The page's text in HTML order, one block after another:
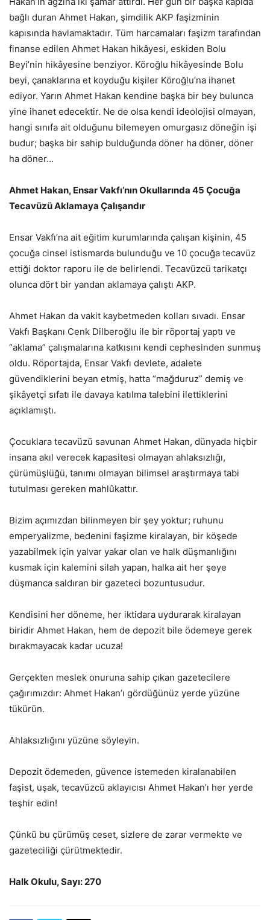
bağlı duran Ahmet Hakan, şimdilik AKP faşizminin
kapısında havlamaktadır. Tüm harcamaları faşizm tarafından
finanse edilen Ahmet Hakan hikâyesi, eskiden Bolu
Beyi’nin hikâyesine benziyor. Köroğlu hikâyesinde Bolu
beyi, çanaklarına et koyduğu kişiler Köroğlu’na ihanet
ediyor. Yarın Ahmet Hakan kendine başka bir bey bulunca
yine ihanet edecektir. Ne de olsa kendi ideolojisi olmayan,
hangi sınıfa ait olduğunu bilemeyen omurgasız döneğin işi
budur; başka bir sahip bulduğunda döner ha döner, döner
ha döner…
Ahmet Hakan, Ensar Vakfı’nın Okullarında 45 Çocuğa
Tecavüzü Aklamaya Çalışandır
Ensar Vakfı’na ait eğitim kurumlarında çalışan kişinin, 45
çocuğa cinsel istismarda bulunduğu ve 10 çocuğa tecavüz
ettiği doktor raporu ile de belirlendi. Tecavüzcü tarikatçı
olunca dört bir yandan aklamaya çalıştı AKP.
Ahmet Hakan da vakit kaybetmeden kolları sıvadı. Ensar
Vakfı Başkanı Cenk Dilberoğlu ile bir röportaj yaptı ve
“aklama” çalışmalarına katkısını kendi cephesinden sunmuş
oldu. Röportajda, Ensar Vakfı devlete, adalete
güvendiklerini beyan etmiş, hatta “mağduruz” demiş ve
şikâyetçi sıfatı ile davaya katılma talebini ilettiklerini
açıklamıştı.
Çocuklara tecavüzü savunan Ahmet Hakan, dünyada hiçbir
insana akıl verecek kapasitesi olmayan ahlaksızlığı,
çürümüşlüğü, tanımı olmayan bilimsel araştırmaya tabi
tutulması gereken mahlûkattır.
Bizim açımızdan bilinmeyen bir şey yoktur; ruhunu
emperyalizme, bedenini faşizme kiralayan, bir köşede
yazabilmek için yalvar yakar olan ve halk düşmanlığını
kusmak için kalemini silah yapan, halka ait her şeye
düşmanca saldıran bir gazeteci bozuntusudur.
Kendisini her döneme, her iktidara uydurarak kiralayan
biridir Ahmet Hakan, hem de depozit bile ödemeye gerek
bırakmayacak kadar ucuza!
Gerçekten meslek onuruna sahip çıkan gazetecilere
çağırımızdır: Ahmet Hakan’ı gördüğünüz yerde yüzüne
tükürün.
Ahlaksızlığını yüzüne söyleyin.
Depozit ödemeden, güvence istemeden kiralanabilen
faşist, uşak, tecavüzcü aklayıcısı Ahmet Hakan’ı her yerde
teşhir edin!
Çünkü bu çürümüş ceset, sizlere de zarar vermekte ve
gazeteciliği çürütmektedir.
Halk Okulu, Sayı: 270